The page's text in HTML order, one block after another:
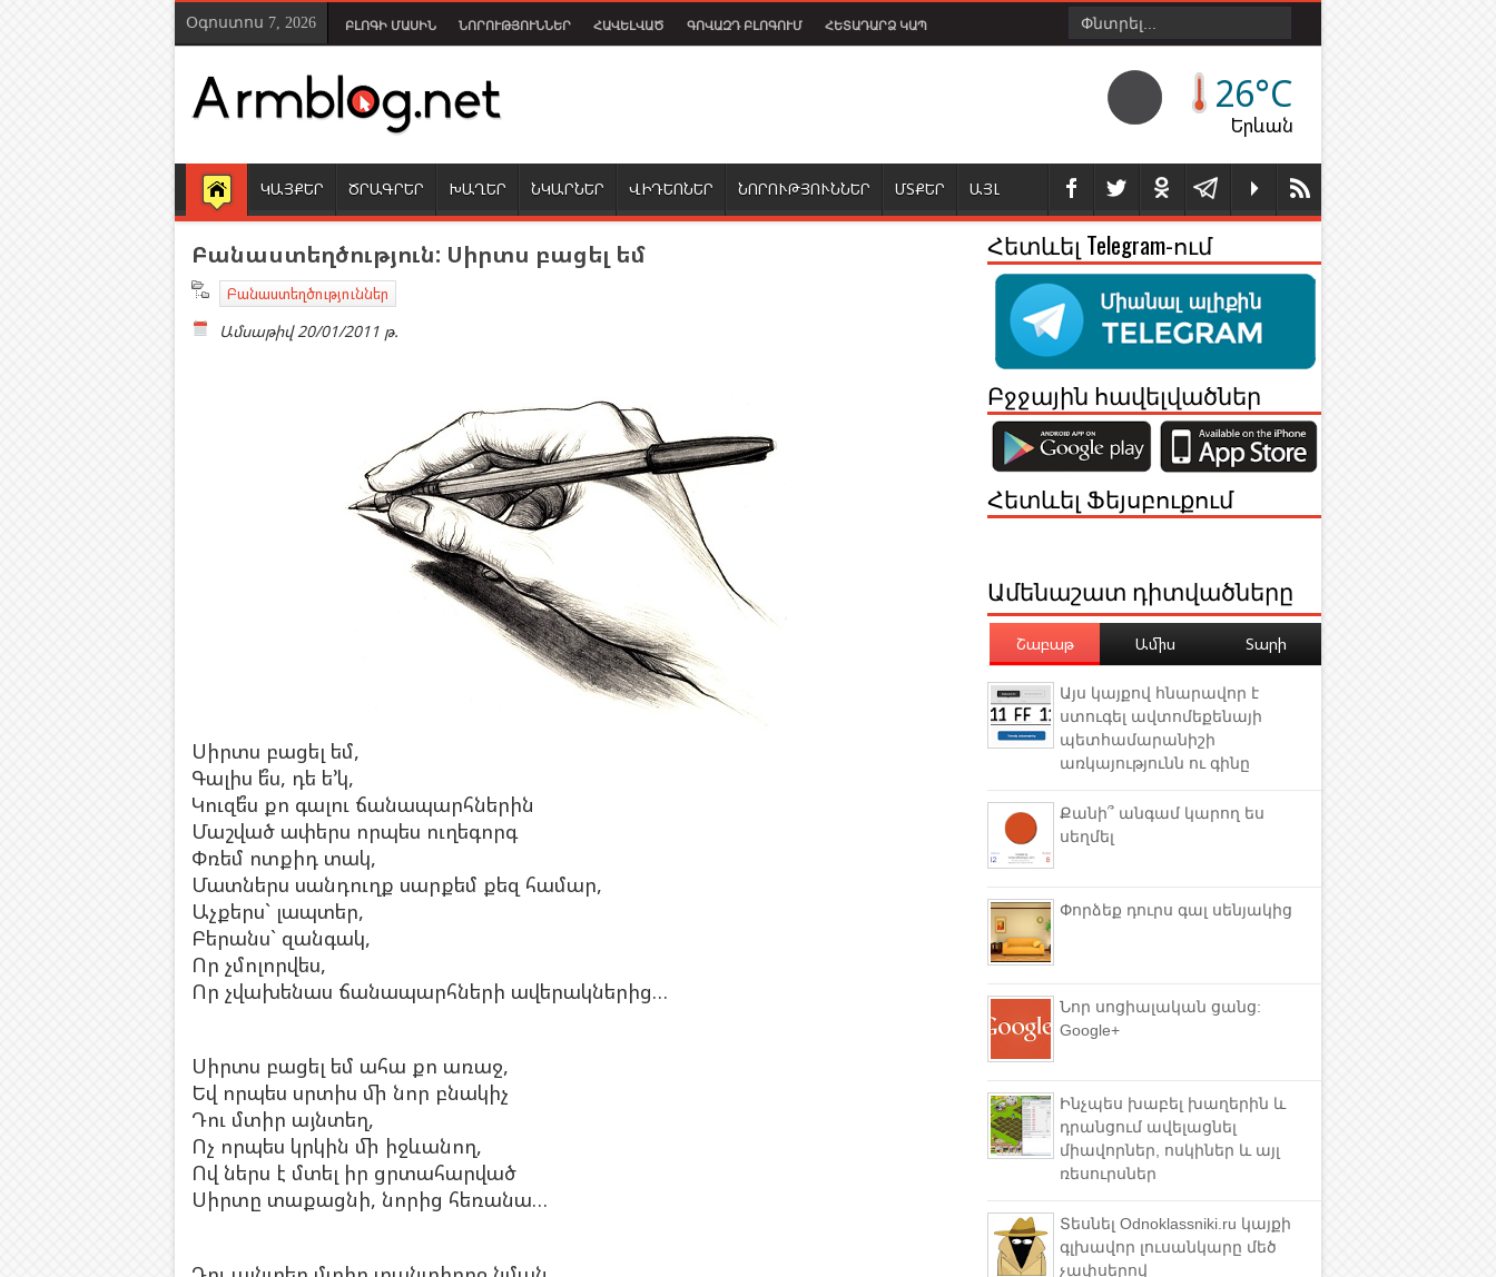
Օգոստոս 7, 2026 ԲԼՈԳԻ ՄԱՍԻՆ ՆՈՐՈՒԹՅՈՒՆՆԵՐ ՀԱՎԵԼՎԱԾ ԳՈՎԱԶԴ ԲԼՈԳՈՒՄ ՀԵՏԱԴԱՐՁ ԿԱՊ
26°C
Երևան
ԿԱՅՔԵՐ ԾՐԱԳՐԵՐ ԽԱՂԵՐ ՆԿԱՐՆԵՐ ՎԻԴԵՈՆԵՐ ՆՈՐՈՒԹՅՈՒՆՆԵՐ ՄՏՔԵՐ ԱՅԼ
Բանաստեղծություն: Սիրտս բացել եմ
Բանաստեղծություններ
Ամսաթիվ 20/01/2011 թ.
Սիրտս բացել եմ,
Գալիս ե՞ս, դե ե’կ,
Կուզե՞ս քո գալու ճանապարհներին
Մաշված ափերս որպես ուղեգորգ
Փռեմ ոտքիդ տակ,
Մատներս սանդուղք սարքեմ քեզ համար,
Աչքերս` լապտեր,
Բերանս` զանգակ,
Որ չմոլորվես,
Որ չվախենաս ճանապարհների ավերակներից…
Սիրտս բացել եմ ահա քո առաջ,
Եվ որպես սրտիս մի նոր բնակիչ
Դու մտիր այնտեղ,
Ոչ որպես կրկին մի իջևանող,
Ով ներս է մտել իր ցրտահարված
Սիրտը տաքացնի, նորից հեռանա…
Հետևել Telegram-ում
Բջջային հավելվածներ
Հետևել Ֆեյսբուքում
Ամենաշատ դիտվածները
Շաբաթ Ամիս Տարի
Այս կայքով հնարավոր է
ստուգել ավտոմեքենայի
պետհամարանիշի
առկայությունն ու գինը
Քանի՞ անգամ կարող ես
սեղմել
Փորձեք դուրս գալ սենյակից
Նոր սոցիալական ցանց:
Google+
Ինչպես խաբել խաղերին և
դրանցում ավելացնել
միավորներ, ոսկիներ և այլ
ռեսուրսներ
Տեսնել Odnoklassniki.ru կայքի
գլխավոր լուսանկարը մեծ
չափսերով